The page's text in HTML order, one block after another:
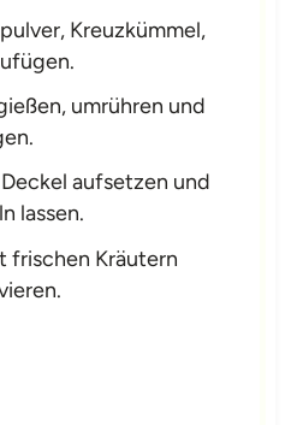
Kreuzkümmel,
umrühren und
aufsetzen und
lassen.
frischen Kräutern